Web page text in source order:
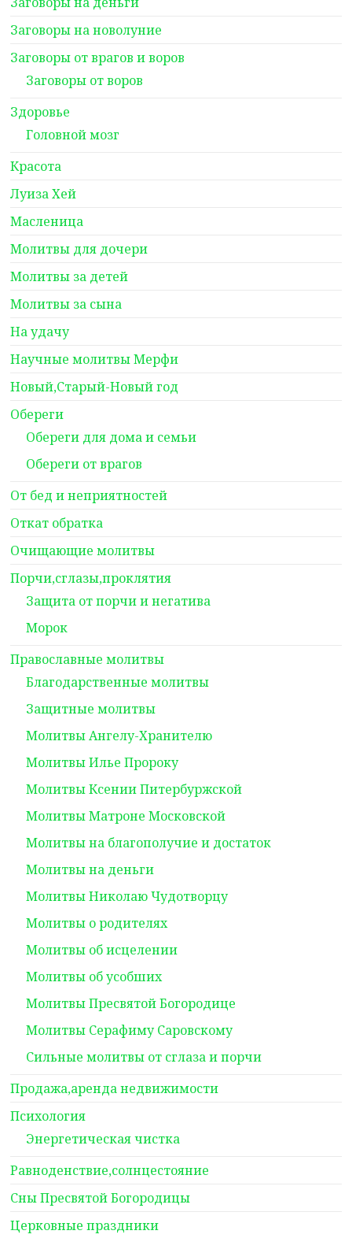
Заговоры на новолуние
Заговоры от врагов и воров
Заговоры от воров
Здоровье
Головной мозг
Красота
Луиза Хей
Масленица
Молитвы для дочери
Молитвы за детей
Молитвы за сына
На удачу
Научные молитвы Мерфи
Новый,Старый-Новый год
Обереги
Обереги для дома и семьи
Обереги от врагов
От бед и неприятностей
Откат обратка
Очищающие молитвы
Порчи,сглазы,проклятия
Защита от порчи и негатива
Морок
Православные молитвы
Благодарственные молитвы
Защитные молитвы
Молитвы Ангелу-Хранителю
Молитвы Илье Пророку
Молитвы Ксении Питербуржской
Молитвы Матроне Московской
Молитвы на благополучие и достаток
Молитвы на деньги
Молитвы Николаю Чудотворцу
Молитвы о родителях
Молитвы об исцелении
Молитвы об усобших
Молитвы Пресвятой Богородице
Молитвы Серафиму Саровскому
Сильные молитвы от сглаза и порчи
Продажа,аренда недвижимости
Психология
Энергетическая чистка
Равноденствие,солнцестояние
Сны Пресвятой Богородицы
Церковные праздники